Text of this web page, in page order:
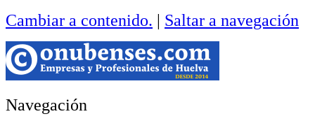
Cambiar a contenido. | Saltar a navegación
Navegación